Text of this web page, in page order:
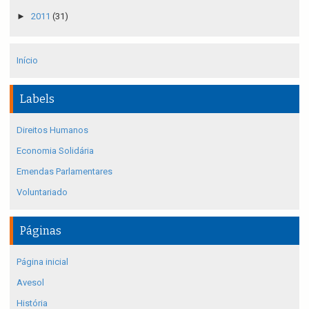
► 2011 (31)
Início
Labels
Direitos Humanos
Economia Solidária
Emendas Parlamentares
Voluntariado
Páginas
Página inicial
Avesol
História